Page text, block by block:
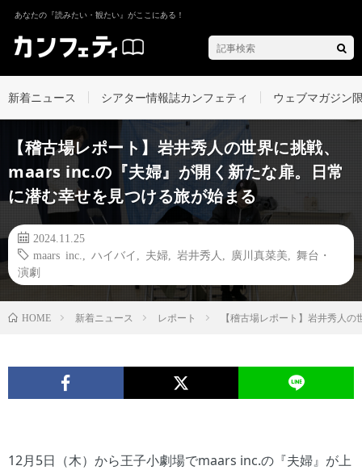
あなたの『読みたい・観たい』がここにある！
新着ニュース シアター情報誌カンフェティ ウェブマガジン
【稽古場レポート】岩井秀人の世界に挑戦、
maars inc.の『夫婦』が開く新たな扉。日常
に潜む幸せを見つける旅が始まる
2024.11.25
maars inc.
ハイバイ 夫婦 岩井秀人 廣川真菜美
舞台・
演劇
HOME 新着ニュース レポート 【稽古場レポート】岩井秀人
12月5日（木）から王子小劇場でmaars inc.の『夫婦』が上